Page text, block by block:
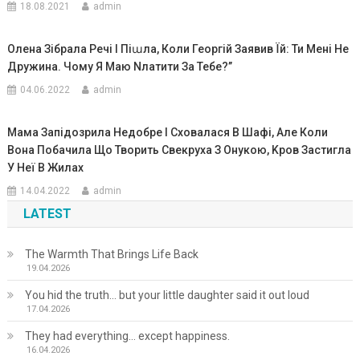
18.08.2021 admin
Олена Зібрала Речі І Піաла, Коли Георгій Заявив Їй: Ти Мені Не
Дружина. Чому Я Маю Nлатити За Тебе?’’
04.06.2022 admin
Мама Запідозрила Недобре І Сховалася В Шафі, Але Коли
Вона Побачила Що Творить Свекруха З Онукою, Kров Застигла
У Неї В Жилах
14.04.2022 admin
LATEST
The Warmth That Brings Life Back
19.04.2026
You hid the truth… but your little daughter said it out loud
17.04.2026
They had everything… except happiness.
16.04.2026